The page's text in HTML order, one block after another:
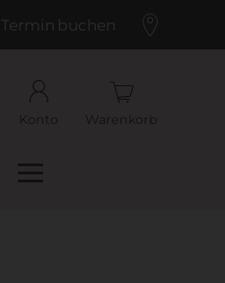
Termin buchen
Konto
Warenkorb